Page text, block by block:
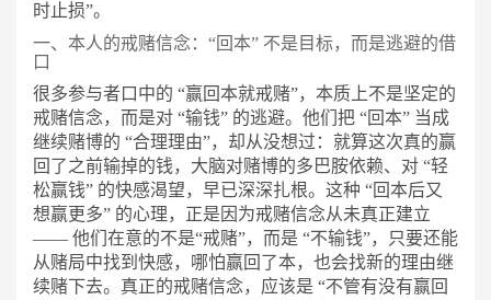
时止损”。
一、本人的戒赌信念： “回本” 不是目标，而是逃避的借
口
很多参与者口中的 “赢回本就戒赌”，本质上不是坚定的
戒赌信念，而是对 “输钱” 的逃避。他们把 “回本” 当成
继续赌博的 “合理理由”，却从没想过：就算这次真的赢
回了之前输掉的钱，大脑对赌博的多巴胺依赖、对 “轻
松赢钱” 的快感渴望，早已深深扎根。这种 “回本后又
想赢更多” 的心理，正是因为戒赌信念从未真正建立
—— 他们在意的不是“戒赌”，而是 “不输钱”，只要还能
从赌局中找到快感，哪怕赢回了本，也会找新的理由继
续赌下去。真正的戒赌信念，应该是 “不管有没有赢回